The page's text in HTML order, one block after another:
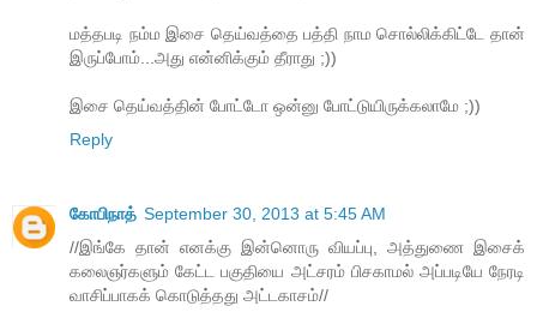
மத்தபடி நம்ம இசை தெய்வத்தை பத்தி நாம சொல்லிக்கிட்டே தான்
இருப்போம்...அது என்னிக்கும் தீராது ;))
இசை தெய்வத்தின் போட்டோ ஒன்னு போட்டுயிருக்கலாமே ;))
Reply
கோபிநாத் September 30, 2013 at 5:45 AM
//இங்கே தான் எனக்கு இன்னொரு வியப்பு, அத்துணை இசைக்
கலைஞர்களும் கேட்ட பகுதியை அட்சரம் பிசகாமல் அப்படியே நேரடி
வாசிப்பாகக் கொடுத்தது அட்டகாசம்//